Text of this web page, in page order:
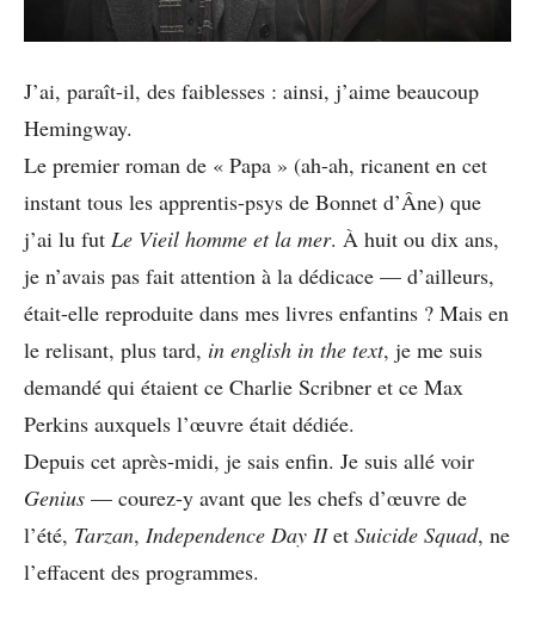
J’ai, paraît-il, des faiblesses : ainsi, j’aime beaucoup
Hemingway.
Le premier roman de « Papa » (ah-ah, ricanent en cet
instant tous les apprentis-psys de Bonnet d’Âne) que
j’ai lu fut Le Vieil homme et la mer. À huit ou dix ans,
je n’avais pas fait attention à la dédicace — d’ailleurs,
était-elle reproduite dans mes livres enfantins ? Mais en
le relisant, plus tard, in english in the text, je me suis
demandé qui étaient ce Charlie Scribner et ce Max
Perkins auxquels l’œuvre était dédiée.
Depuis cet après-midi, je sais enfin. Je suis allé voir
Genius — courez-y avant que les chefs d’œuvre de
l’été, Tarzan, Independence Day IIet Suicide Squad, ne
l’effacent des programmes.